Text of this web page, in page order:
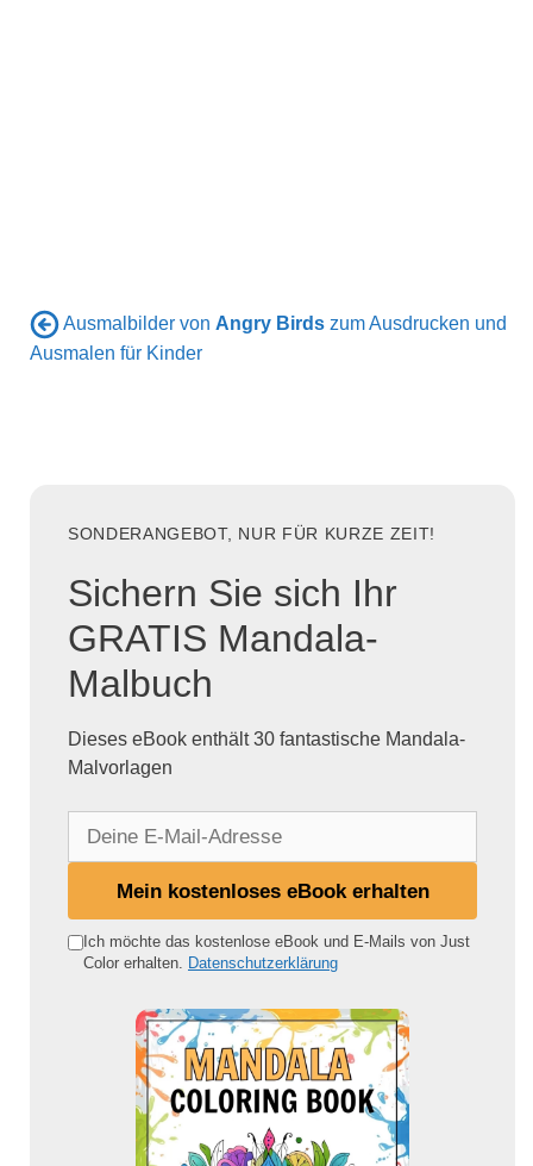
Ausmalbilder von Angry Birds zum Ausdrucken und
Ausmalen für Kinder
SONDERANGEBOT, NUR FÜR KURZE ZEIT!
Sichern Sie sich Ihr
GRATIS Mandala-
Malbuch
Dieses eBook enthält 30 fantastische Mandala-
Malvorlagen
e
Mein kostenloses eBook erhalten
Ich möchte das kostenlose eBook und E-Mails von Just
Color erhalten. Datenschutzerklärung